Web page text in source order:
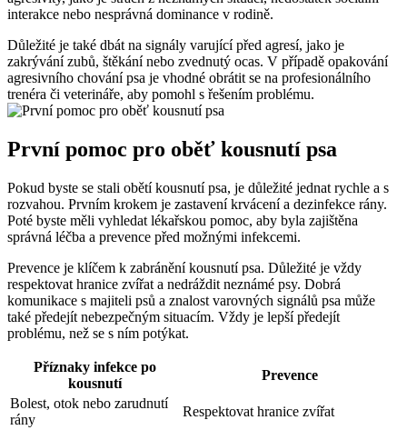
interakce nebo nesprávná dominance v​ rodině.
Důležité je také dbát na signály varující před agresí, jako je
zakrývání zubů,⁣ štěkání nebo zvednutý⁤ ocas. V případě opakování
agresivního chování psa je vhodné obrátit se na profesionálního
trenéra či veterináře, aby pomohl s řešením problému.
První ⁢pomoc pro oběť ⁢kousnutí psa
Pokud byste⁤ se stali‌ obětí kousnutí ⁢psa, je důležité jednat rychle​ a s⁤
rozvahou. Prvním krokem je zastavení ‌krvácení a​ dezinfekce rány.
Poté ⁣byste měli vyhledat lékařskou pomoc, aby byla⁤ zajištěna⁢
správná léčba a prevence​ před možnými infekcemi.
Prevence je klíčem k zabránění kousnutí psa. ⁤Důležité ⁤je vždy
respektovat hranice‍ zvířat ​a nedráždit neznámé psy. Dobrá
komunikace s majiteli psů ‍a znalost varovných signálů psa může⁤
také předejít nebezpečným situacím. Vždy je lepší předejít⁣
problému, než se s‍ ním potýkat.
Příznaky ⁤infekce po⁣
kousnutí
Prevence
Bolest,⁤ otok nebo zarudnutí
rány
Respektovat hranice zvířat